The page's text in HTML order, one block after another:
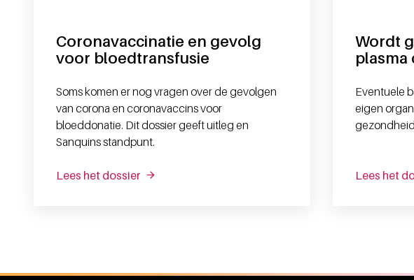
Coronavaccinatie en gevolg
voor bloedtransfusie
Soms komen er nog vragen over de gevolgen
van corona en coronavaccins voor
bloeddonatie. Dit dossier geeft uitleg en
Sanquins standpunt.
Lees het dossier
Wordt
plasma
Eventuele
eigen
Lees het